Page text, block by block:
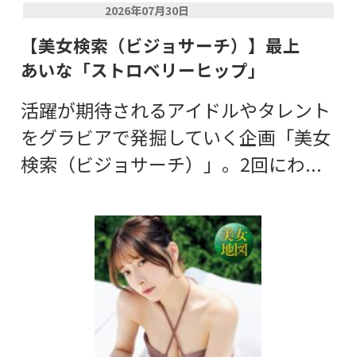
2026年07月30日
【美女検索（ビジョサーチ）】最上
あいな「ストロベリーヒップ」
活躍が期待されるアイドルやタレント
をグラビアで発掘していく企画「美女
検索（ビジョサーチ）」。2回にわ...